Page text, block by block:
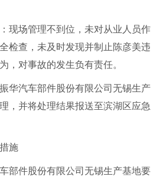
现场管理不到位，未对从业人员作
检查，未及时发现并制止陈彦美违
，对事故的发生负有责任。
华汽车部件股份有限公司无锡生产
，并将处理结果报送至滨湖区应急
改措施
部件股份有限公司无锡生产基地要